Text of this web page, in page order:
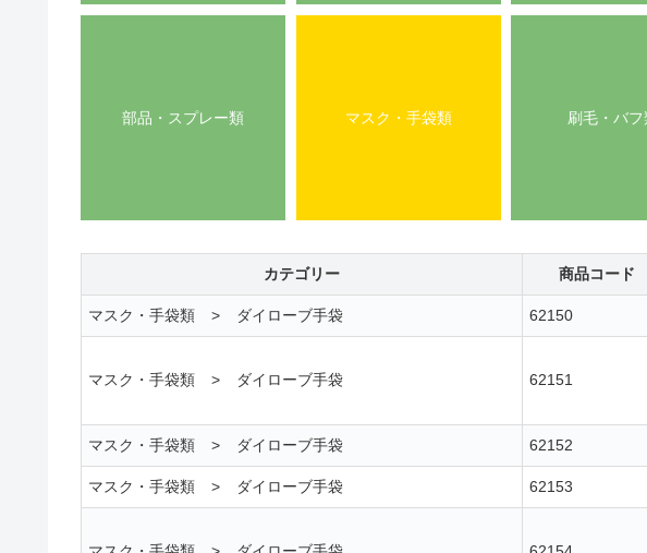
部品・スプレー類 マスク・手袋類 刷毛・バフ
カテゴリー 商品コード
マスク・手袋類 > ダイローブ手袋 62150
マスク・手袋類 > ダイローブ手袋 62151
マスク・手袋類 > ダイローブ手袋 62152
マスク・手袋類 > ダイローブ手袋 62153